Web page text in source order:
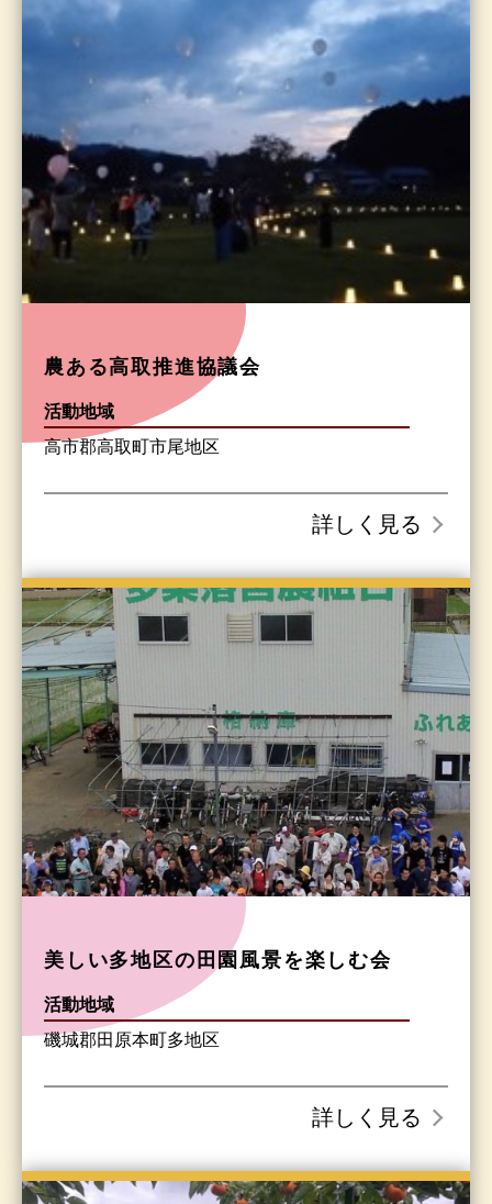
農ある高取推進協議会
活動地域
高市郡高取町市尾地区
詳しく見る
美しい多地区の田園風景を楽しむ会
活動地域
磯城郡田原本町多地区
詳しく見る